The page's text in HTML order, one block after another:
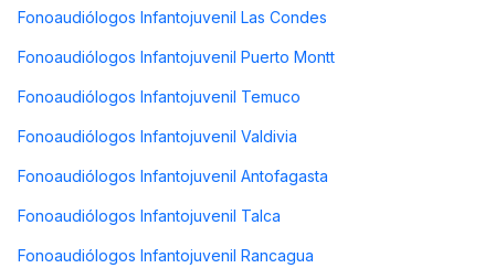
Fonoaudiólogos Infantojuvenil Las Condes
Fonoaudiólogos Infantojuvenil Puerto Montt
Fonoaudiólogos Infantojuvenil Temuco
Fonoaudiólogos Infantojuvenil Valdivia
Fonoaudiólogos Infantojuvenil Antofagasta
Fonoaudiólogos Infantojuvenil Talca
Fonoaudiólogos Infantojuvenil Rancagua